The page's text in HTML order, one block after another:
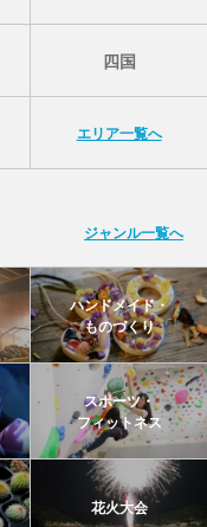
四国
エリア一覧へ
ジャンル一覧へ
ハンドメイド・
ものづくり
スポーツ・
フィットネス
花火大会